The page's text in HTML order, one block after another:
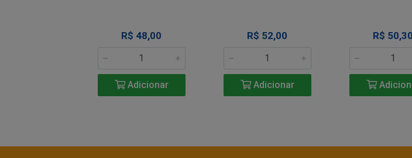
R$ 48,00
Adicionar
R$ 52,00
Adicionar
R$ 50,30